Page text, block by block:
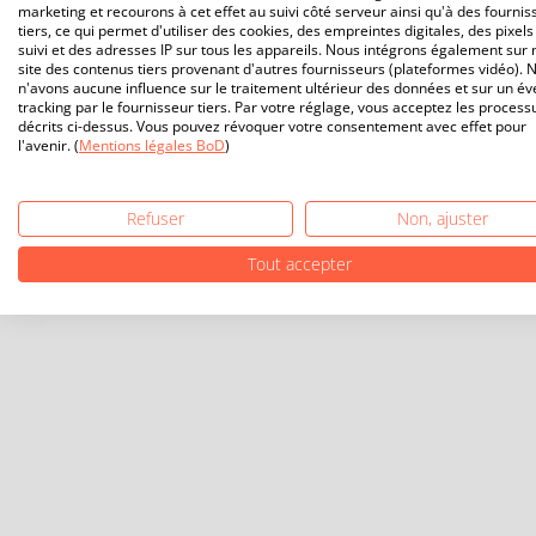
marketing et recourons à cet effet au suivi côté serveur ainsi qu'à des
tiers, ce qui permet d'utiliser des cookies, des empreintes digitales, des
suivi et des adresses IP sur tous les appareils. Nous intégrons également sur
site des contenus tiers provenant d'autres fournisseurs (plateformes vidéo).
n'avons aucune influence sur le traitement ultérieur des données et sur un
tracking par le fournisseur tiers. Par votre réglage, vous acceptez les
décrits ci-dessus. Vous pouvez révoquer votre consentement avec effet pour
l'avenir. (Mentions légales BoD)
Refuser
Non, ajuster
Tout accepter